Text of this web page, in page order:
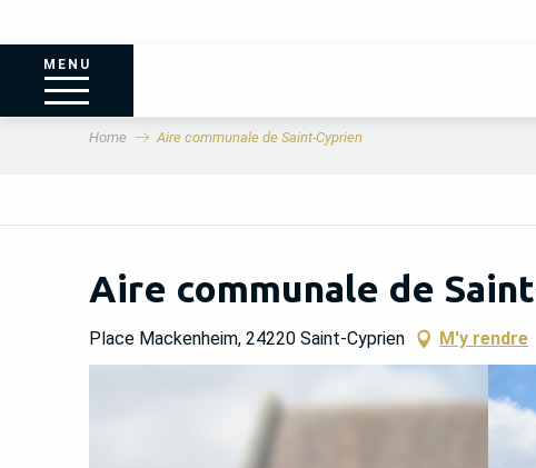
MENU
Home Aire communale de Saint-Cyprien
Aire communale de
Place Mackenheim, 24220 Saint-Cyprien M'y rendre